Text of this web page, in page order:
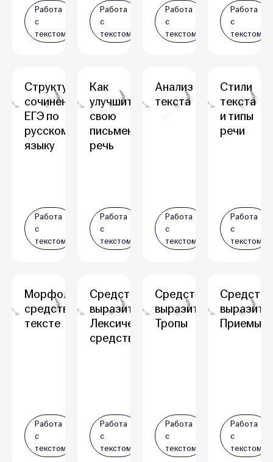
Работа
с
текстом
Работа
с
текстом
Работа
с
текстом
Работа
с
текстом
Структура
сочинения
ЕГЭ по
русскому
языку
Работа
с
текстом
Как
улучшить
свою
письменную
речь
Работа
с
текстом
Анализ
текста
Работа
с
текстом
Стили
текста
и типы
речи
Работа
с
текстом
Морфологические
средства связи в
тексте
Работа
с
текстом
Средства
выразительности.
Лексические
средства
Работа
с
текстом
Средства
выразительности.
Тропы
Работа
с
текстом
Средства
Приемы
Работа
с
текстом